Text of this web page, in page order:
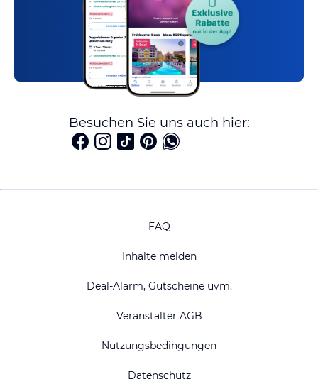
Besuchen Sie uns auch hier:
FAQ
Inhalte melden
Deal-Alarm, Gutscheine uvm.
Veranstalter AGB
Nutzungsbedingungen
Datenschutz